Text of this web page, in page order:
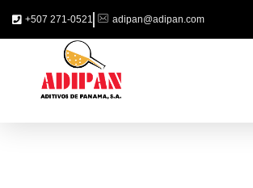
+507 271-0521 adipan@adipan.com